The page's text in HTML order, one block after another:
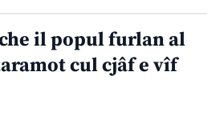
il popul furlan al
cul cjâf e vîf